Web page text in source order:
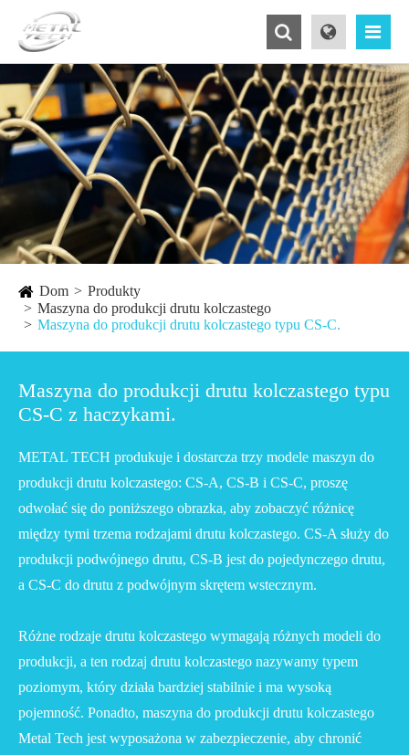
Dom
Produkty
Maszyna do produkcji drutu kolczastego
Maszyna do produkcji drutu kolczastego typu CS-C.
Maszyna do produkcji drutu kolczastego typu
CS-C z haczykami.
METAL TECH produkuje i dostarcza trzy modele maszyn do
produkcji drutu kolczastego: CS-A, CS-B i CS-C, proszę
odwołać się do poniższego obrazka, aby zobaczyć różnicę
między tymi trzema rodzajami drutu kolczastego. CS-A służy do
produkcji podwójnego drutu, CS-B jest do pojedynczego drutu,
a CS-C do drutu z podwójnym skrętem wstecznym.
Różne rodzaje drutu kolczastego wymagają różnych modeli do
produkcji, a ten rodzaj drutu kolczastego nazywamy typem
poziomym, który działa bardziej stabilnie i ma wysoką
pojemność. Ponadto, maszyna do produkcji drutu kolczastego
Metal Tech jest wyposażona w zabezpieczenie, aby chronić